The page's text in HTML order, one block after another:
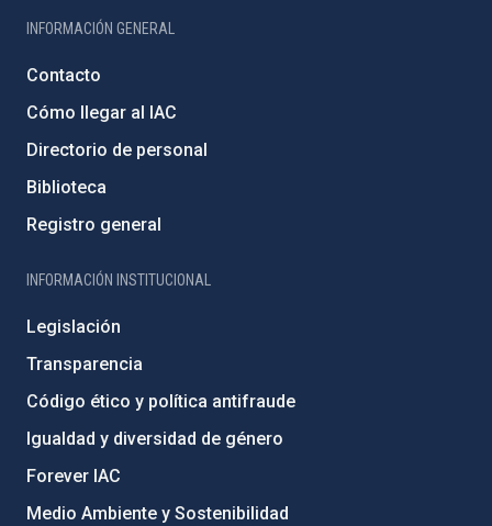
INFORMACIÓN GENERAL
Contacto
Cómo llegar al IAC
Directorio de personal
Biblioteca
Registro general
INFORMACIÓN INSTITUCIONAL
Legislación
Transparencia
Código ético y política antifraude
Igualdad y diversidad de género
Forever IAC
Medio Ambiente y Sostenibilidad